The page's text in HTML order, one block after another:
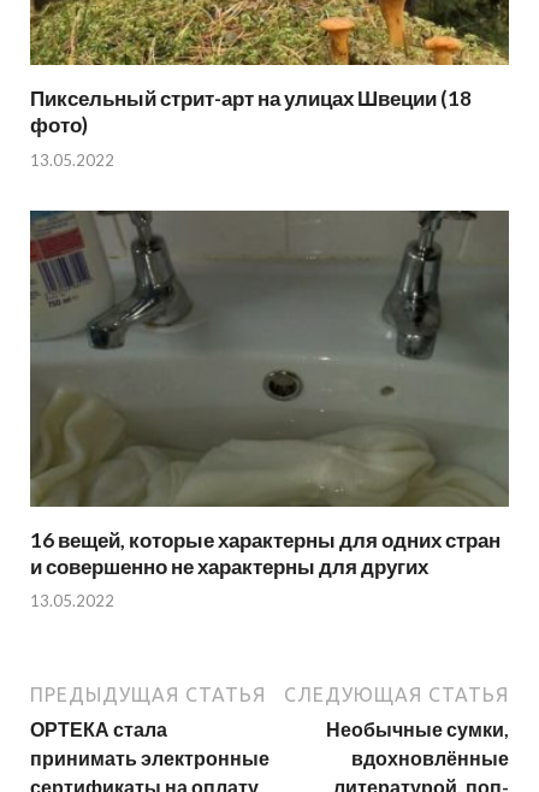
Пиксельный стрит-арт на улицах Швеции (18
фото)
13.05.2022
16 вещей, которые характерны для одних стран
и совершенно не характерны для других
13.05.2022
ПРЕДЫДУЩАЯ СТАТЬЯ
ОРТЕКА стала
принимать электронные
сертификаты на оплату
СЛЕДУЮЩАЯ СТАТЬЯ
Необычные сумки,
вдохновлённые
литературой, поп-